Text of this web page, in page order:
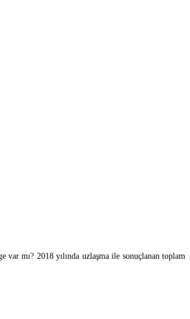
var mı? 2018 yılında uzlaşma ile sonuçlanan toplam